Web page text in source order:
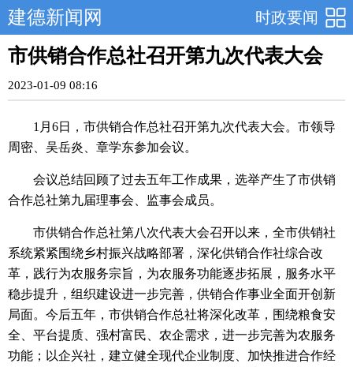
时政要闻
建德新闻网
市供销合作总社召开第九次代表大会
2023-01-09 08:16
1月6日，市供销合作总社召开第九次代表大会。市领导
周密、吴岳炎、章学东参加会议。
会议总结回顾了过去五年工作成果，选举产生了市供销
合作总社第九届理事会、监事会成员。
市供销合作总社第八次代表大会召开以来，全市供销社
系统紧紧围绕乡村振兴战略部署，深化供销合作社综合改
革，践行为农服务宗旨，为农服务功能逐步拓展，服务水平
稳步提升，组织建设进一步完善，供销合作事业全面开创新
局面。今后五年，市供销合作总社将深化改革，围绕粮食安
全、平台提质、强村富民、农企需求，进一步完善为农服务
功能；以企兴社，建立健全现代企业制度、加快推进合作经